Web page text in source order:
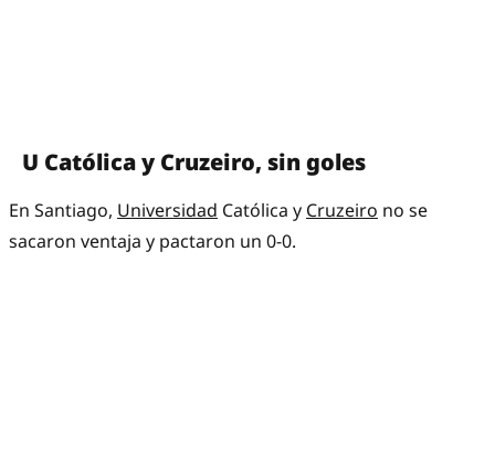
U Católica y Cruzeiro, sin goles
En Santiago, Universidad Católica y Cruzeiro no se
sacaron ventaja y pactaron un 0-0.